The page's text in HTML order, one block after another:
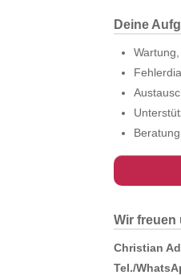
Deine
Wir freuen
Christian
Tel./